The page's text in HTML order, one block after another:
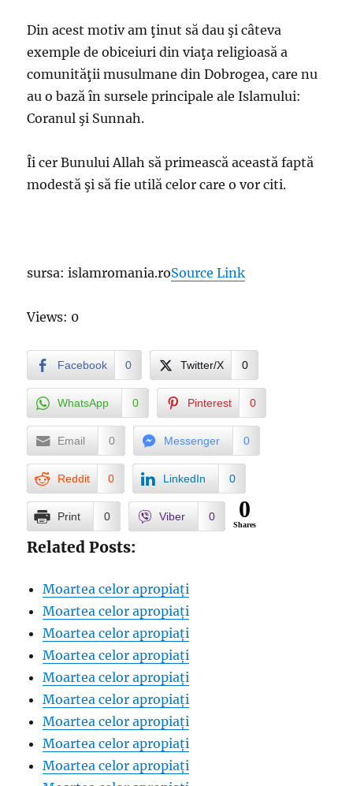
Din acest motiv am ţinut să dau şi câteva
exemple de obiceiuri din viaţa religioasă a
comunităţii musulmane din Dobrogea, care nu
au o bază în sursele principale ale Islamului:
Coranul şi Sunnah.
Îi cer Bunului Allah să primească această faptă
modestă şi să fie utilă celor care o vor citi.
sursa: islamromania.roSource Link
Views: 0
Facebook 0 Twitter/X 0
WhatsApp 0 Pinterest 0
Email 0 Messenger 0
Reddit 0 LinkedIn 0
Print 0 Viber 0 0
Shares
Related Posts:
Moartea celor apropiați
Moartea celor apropiați
Moartea celor apropiați
Moartea celor apropiați
Moartea celor apropiați
Moartea celor apropiați
Moartea celor apropiați
Moartea celor apropiați
Moartea celor apropiați